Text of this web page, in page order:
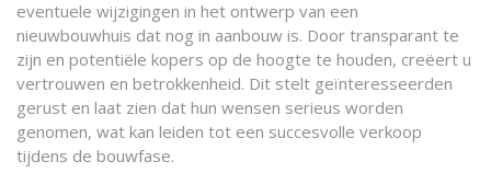
eventuele wijzigingen in het ontwerp van een
nieuwbouwhuis dat nog in aanbouw is. Door transparant te
zijn en potentiële kopers op de hoogte te houden, creëert u
vertrouwen en betrokkenheid. Dit stelt geïnteresseerden
gerust en laat zien dat hun wensen serieus worden
genomen, wat kan leiden tot een succesvolle verkoop
tijdens de bouwfase.